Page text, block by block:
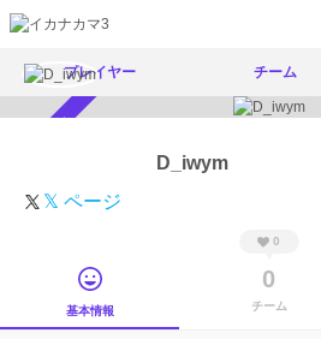
プレイヤー チーム
D_iwym
𝕏 ページ
基本情報
0
0
チーム